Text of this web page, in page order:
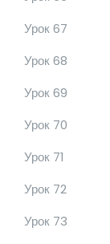
Урок 67
Урок 68
Урок 69
Урок 70
Урок 71
Урок 72
Урок 73